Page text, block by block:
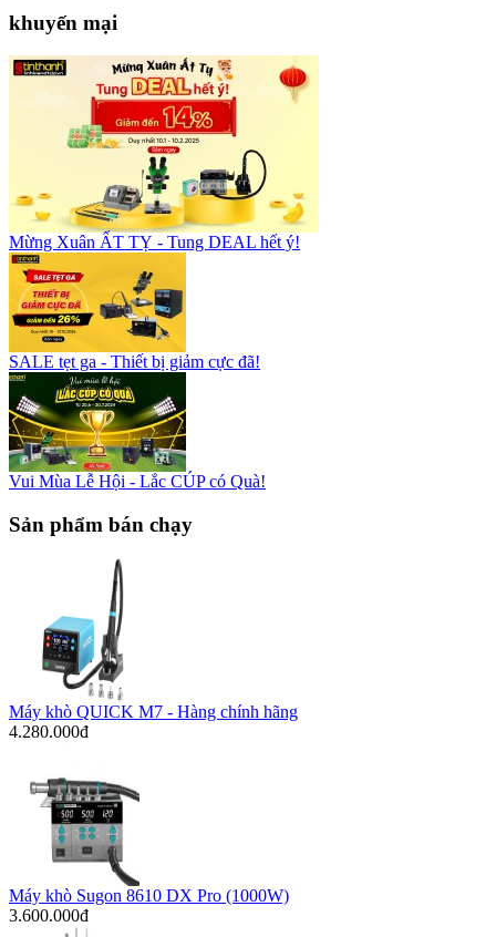
khuyến mại
Mừng Xuân ẤT TỴ - Tung DEAL hết ý!
SALE tẹt ga - Thiết bị giảm cực đã!
Vui Mùa Lễ Hội - Lắc CÚP có Quà!
Sản phẩm bán chạy
Máy khò QUICK M7 - Hàng chính hãng
4.280.000đ
Máy khò Sugon 8610 DX Pro (1000W)
3.600.000đ